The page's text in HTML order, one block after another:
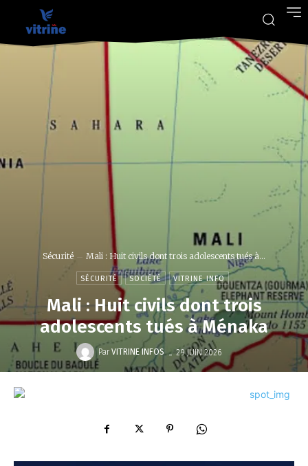
Sécurité Mali : Huit civils dont trois adolescents tués à...
SÉCURITÉ SOCIÉTÉ VITRINE INFO
Mali : Huit civils dont trois
adolescents tués à Ménaka
Par VITRINE INFOS - 29 JUIN 2026